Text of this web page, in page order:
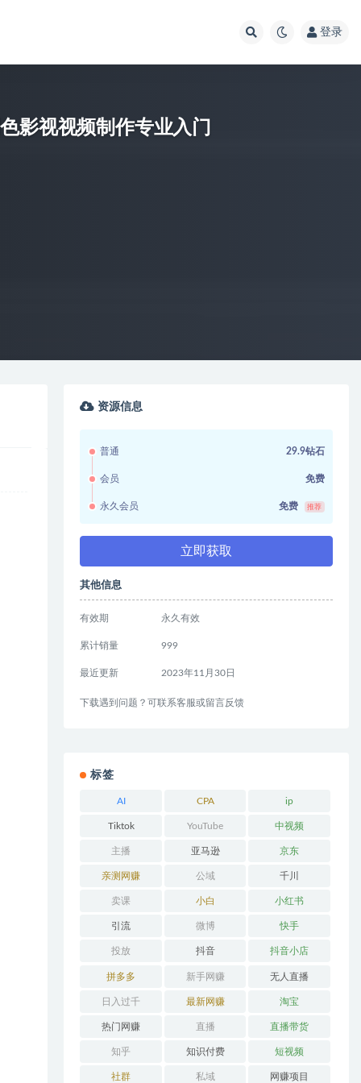
登录
影视视频制作专业入门
资源信息
普通 29.9钻石
会员 免费
永久会员 免费 推荐
立即获取
其他信息
有效期 永久有效
累计销量 999
最近更新 2023年11月30日
下载遇到问题？可联系客服或留言反馈
标签
AI CPA ip
Tiktok YouTube 中视频
主播 亚马逊 京东
亲测网赚 公域 千川
卖课 小白 小红书
引流 微博 快手
投放 抖音 抖音小店
拼多多 新手网赚 无人直播
日入过千 最新网赚 淘宝
热门网赚 直播 直播带货
知乎 知识付费 短视频
社群 私域 网赚项目